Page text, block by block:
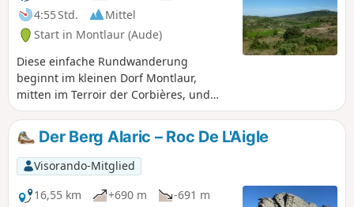
4:55 Std.
Mittel
Start in Montlaur (Aude)
Diese einfache Rundwanderung
beginnt im kleinen Dorf Montlaur,
mitten im Terroir der Corbières, und
duftet nach Pinien und Heideland. Der
Rückweg führt durch Weinberge in
einer sehr mediterranen Atmosphäre.
Am Ende der Strecke gibt es ein wenig
Asphalt, was jedoch den Genuss der
Wanderung nicht trüben sollte.
Der Berg Alaric – Roc De L'Aigle
Visorando-Mitglied
16,55 km
+690 m
-691 m